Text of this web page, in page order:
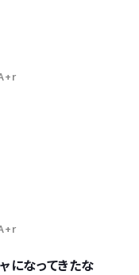
になってきたな